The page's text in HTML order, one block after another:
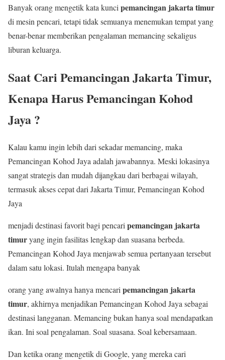
Banyak orang mengetik kata kuncipemancingan jakarta timur
di mesin pencari, tetapi tidak semuanya menemukan tempat yang
benar-benar memberikan pengalaman memancing sekaligus
liburan keluarga.
Saat Cari Pemancingan Jakarta Timur,
Kenapa Harus Pemancingan Kohod
Jaya ?
Kalau kamu ingin lebih dari sekadar memancing, maka
Pemancingan Kohod Jaya adalah jawabannya. Meski lokasinya
sangat strategis dan mudah dijangkau dari berbagai wilayah,
termasuk akses cepat dari Jakarta Timur, Pemancingan Kohod
Jaya
menjadi destinasi favorit bagi pencaripemancingan jakarta
timuryang ingin fasilitas lengkap dan suasana berbeda.
Pemancingan Kohod Jaya menjawab semua pertanyaan tersebut
dalam satu lokasi. Itulah mengapa banyak
orang yang awalnya hanya mencaripemancingan jakarta
timur, akhirnya menjadikan Pemancingan Kohod Jaya sebagai
destinasi langganan. Memancing bukan hanya soal mendapatkan
ikan. Ini soal pengalaman. Soal suasana. Soal kebersamaan.
Dan ketika orang mengetik di Google, yang mereka cari